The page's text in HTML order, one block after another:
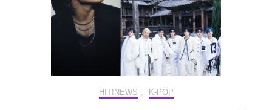
HIT!NEWS , K-POP